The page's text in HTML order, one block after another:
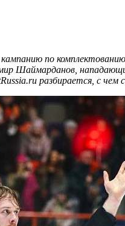
по
Шаймарданов,
разбирается, с чем